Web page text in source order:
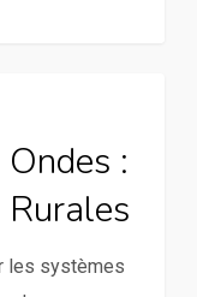
:
les systèmes